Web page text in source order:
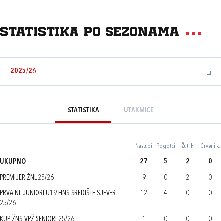
Statistika po sezonama
2025/26
STATISTIKA UTAKMICE
Nastupi Pogotci Žuti k. Crveni k.
UKUPNO 27 5 2 0
PREMIJER ŽNL 25/26 9 0 2 0
PRVA NL JUNIORI U19 HNS SREDIŠTE SJEVER
25/26
12 4 0 0
KUP ŽNS VPŽ SENIORI 25/26 1 0 0 0